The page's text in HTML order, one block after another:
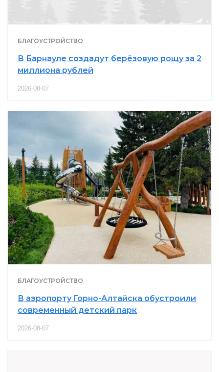
БЛАГОУСТРОЙСТВО
В Барнауле создадут берёзовую рощу за 2
миллиона рублей
2026-08-07
БЛАГОУСТРОЙСТВО
В аэропорту Горно-Алтайска обустроили
современный детский парк
2026-08-07